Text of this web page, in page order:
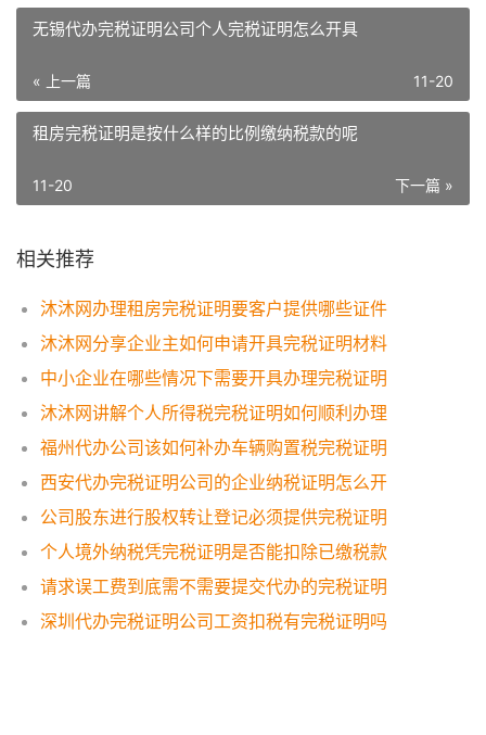
无锡代办完税证明公司个人完税证明怎么开具
« 上一篇 11-20
租房完税证明是按什么样的比例缴纳税款的呢
下一篇 »
11-20
相关推荐
沐沐网办理租房完税证明要客户提供哪些证件
沐沐网分享企业主如何申请开具完税证明材料
中小企业在哪些情况下需要开具办理完税证明
沐沐网讲解个人所得税完税证明如何顺利办理
福州代办公司该如何补办车辆购置税完税证明
西安代办完税证明公司的企业纳税证明怎么开
公司股东进行股权转让登记必须提供完税证明
个人境外纳税凭完税证明是否能扣除已缴税款
请求误工费到底需不需要提交代办的完税证明
深圳代办完税证明公司工资扣税有完税证明吗